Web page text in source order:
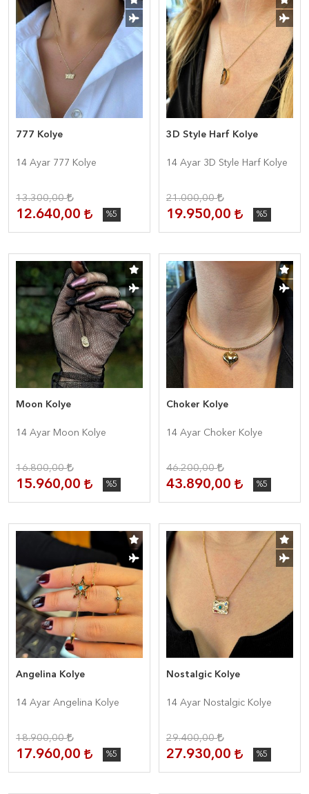
777 Kolye
14 Ayar 777 Kolye
13.300,00
12.640,00 %5
3D Style Harf Kolye
14 Ayar 3D Style Harf Kolye
21.000,00
19.950,00 %5
Moon Kolye
14 Ayar Moon Kolye
16.800,00
15.960,00 %5
Choker Kolye
14 Ayar Choker Kolye
46.200,00
43.890,00 %5
Angelina Kolye
14 Ayar Angelina Kolye
18.900,00
17.960,00 %5
Nostalgic Kolye
14 Ayar Nostalgic Kolye
29.400,00
27.930,00 %5